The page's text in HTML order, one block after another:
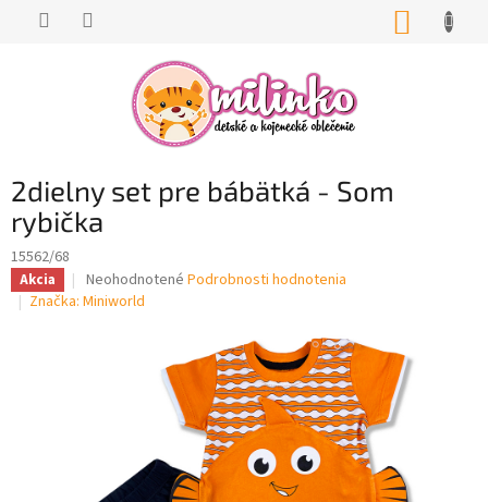
2dielny set pre bábätká - Som
rybička
15562/68
Akcia
Priemerné
hodnotenie
Neohodnotené Podrobnosti hodnotenia
Značka: Miniworld